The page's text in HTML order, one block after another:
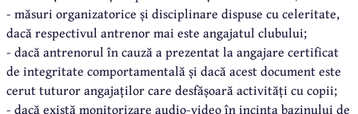
- măsuri organizatorice și disciplinare dispuse cu celeritate,
dacă respectivul antrenor mai este angajatul clubului;
- dacă antrenorul în cauză a prezentat la angajare certificat
de integritate comportamentală și dacă acest document este
cerut tuturor angajaților care desfășoară activități cu copii;
- dacă există monitorizare audio-video în incinta bazinului de